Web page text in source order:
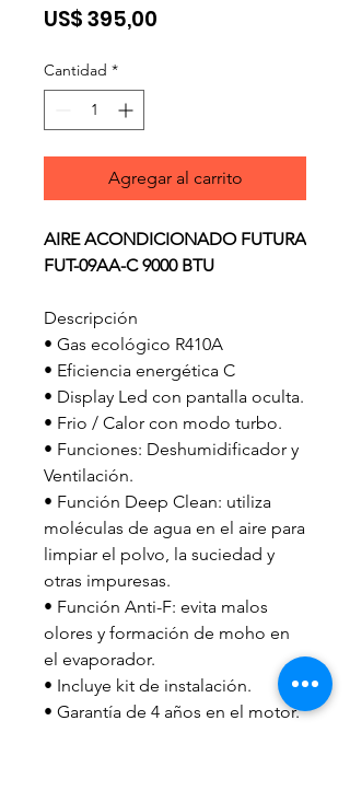
US$ 395,00
Cantidad *
Agregar al carrito
AIRE ACONDICIONADO FUTURA
FUT-09AA-C 9000 BTU
Descripción
• Gas ecológico R410A
• Eficiencia energética C
• Display Led con pantalla oculta.
• Frio / Calor con modo turbo.
• Funciones: Deshumidificador y
Ventilación.
• Función Deep Clean: utiliza
moléculas de agua en el aire para
limpiar el polvo, la suciedad y
otras impuresas.
• Función Anti-F: evita malos
olores y formación de moho en
el evaporador.
• Incluye kit de instalación.
• Garantía de 4 años en el motor.